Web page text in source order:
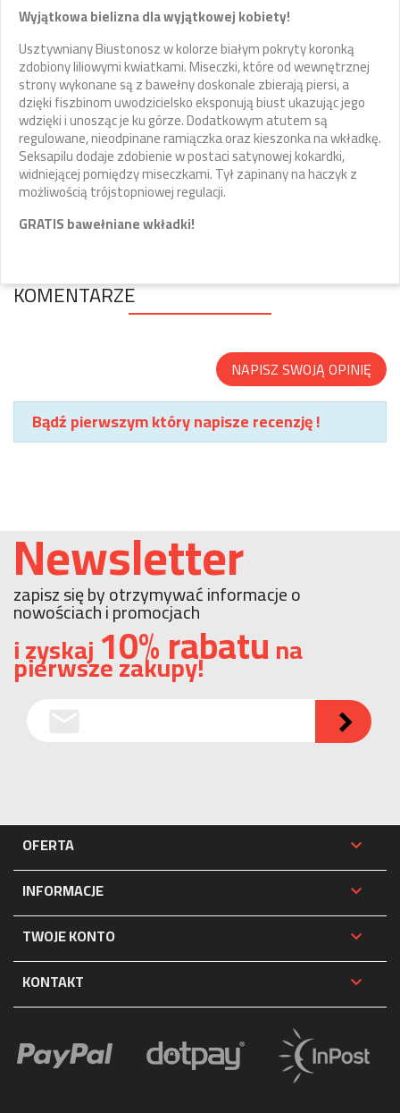
Wyjątkowa bielizna dla wyjątkowej kobiety!
Usztywniany Biustonosz w kolorze białym pokryty koronką
zdobiony liliowymi kwiatkami. Miseczki, które od wewnętrznej
strony wykonane są z bawełny doskonale zbierają piersi, a
dzięki fiszbinom uwodzicielsko eksponują biust ukazując jego
wdzięki i unosząc je ku górze. Dodatkowym atutem są
regulowane, nieodpinane ramiączka oraz kieszonka na wkładkę.
Seksapilu dodaje zdobienie w postaci satynowej kokardki,
widniejącej pomiędzy miseczkami. Tył zapinany na haczyk z
możliwością trójstopniowej regulacji.
GRATIS bawełniane wkładki!
KOMENTARZE
NAPISZ SWOJĄ OPINIĘ
Bądź pierwszym który napisze recenzję !
Newsletter
zapisz się by otrzymywać informacje o
nowościach i promocjach
i zyskaj10% rabatuna
pierwsze zakupy!

OFERTA 
INFORMACJE 
TWOJE KONTO 
KONTAKT 